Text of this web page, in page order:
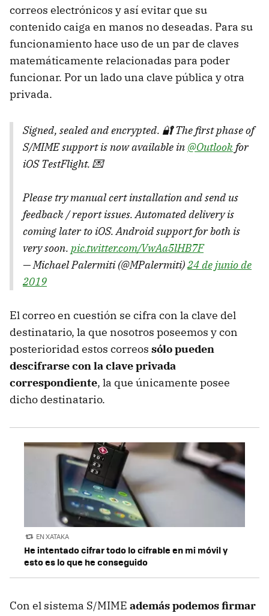
correos electrónicos y así evitar que su
contenido caiga en manos no deseadas. Para su
funcionamiento hace uso de un par de claves
matemáticamente relacionadas para poder
funcionar. Por un lado una clave pública y otra
privada.
Signed, sealed and encrypted. 🔐 The first phase of
S/MIME support is now available in @Outlookfor
iOS TestFlight. 💌
Please try manual cert installation and send us
feedback / report issues. Automated delivery is
coming later to iOS. Android support for both is
very soon. pic.twitter.com/VwAa5lHB7F
— Michael Palermiti (@MPalermiti)24 de junio de
2019
El correo en cuestión se cifra con la clave del
destinatario, la que nosotros poseemos y con
posterioridad estos correos sólo pueden
descifrarse con la clave privada
correspondiente, la que únicamente posee
dicho destinatario.
EN XATAKA
He intentado cifrar todo lo cifrable en mi móvil y
esto es lo que he conseguido
Con el sistema S/MIME además podemos firmar